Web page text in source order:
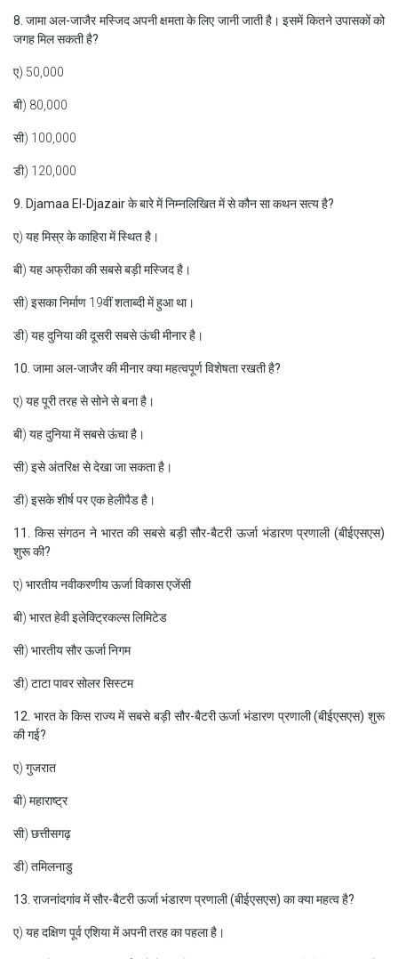
8. जामा अल-जाजैर मस्जिद अपनी क्षमता के लिए जानी जाती है। इसमें कितने उपासकों को
जगह मिल सकती है?
ए) 50,000
बी) 80,000
सी) 100,000
डी) 120,000
9. Djamaa El-Djazair के बारे में निम्नलिखित में से कौन सा कथन सत्य है?
ए) यह मिस्र के काहिरा में स्थित है।
बी) यह अफ्रीका की सबसे बड़ी मस्जिद है।
सी) इसका निर्माण 19वीं शताब्दी में हुआ था।
डी) यह दुनिया की दूसरी सबसे ऊंची मीनार है।
10. जामा अल-जाजैर की मीनार क्या महत्वपूर्ण विशेषता रखती है?
ए) यह पूरी तरह से सोने से बना है।
बी) यह दुनिया में सबसे ऊंचा है।
सी) इसे अंतरिक्ष से देखा जा सकता है।
डी) इसके शीर्ष पर एक हेलीपैड है।
11. किस संगठन ने भारत की सबसे बड़ी सौर-बैटरी ऊर्जा भंडारण प्रणाली (बीईएसएस)
शुरू की?
ए) भारतीय नवीकरणीय ऊर्जा विकास एजेंसी
बी) भारत हेवी इलेक्ट्रिकल्स लिमिटेड
सी) भारतीय सौर ऊर्जा निगम
डी) टाटा पावर सोलर सिस्टम
12. भारत के किस राज्य में सबसे बड़ी सौर-बैटरी ऊर्जा भंडारण प्रणाली (बीईएसएस) शुरू
की गई?
ए) गुजरात
बी) महाराष्ट्र
सी) छत्तीसगढ़
डी) तमिलनाडु
13. राजनांदगांव में सौर-बैटरी ऊर्जा भंडारण प्रणाली (बीईएसएस) का क्या महत्व है?
ए) यह दक्षिण पूर्व एशिया में अपनी तरह का पहला है।